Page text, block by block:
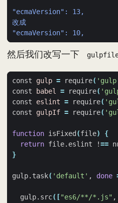
"ecmaVersion": 13,
改成
"ecmaVersion": 10,
然后我们改写一下
const gulp = require(
const
babel = require(
const eslint = require(
const gulpIf = require(
function isFixed (file)
{
return file.eslint !==
}
gulp.task( 'default' , done
  gulp.src
(["es6/**/*.js" ,